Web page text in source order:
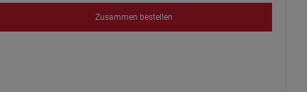
Zusammen bestellen